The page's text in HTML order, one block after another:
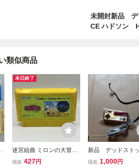
未開封新品
CE ハドソン
類似商品
本日終了
迷宮組曲 ミロンの大冒険
1986 HUDSON ハドソン
現在 427円
新品 デッドス
倉庫保管品 レト
現在 1,000円